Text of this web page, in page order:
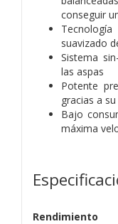
conseguir
suavizado
Sistema
las aspas
Potente
gracias a
Bajo
máxima
Rendimiento